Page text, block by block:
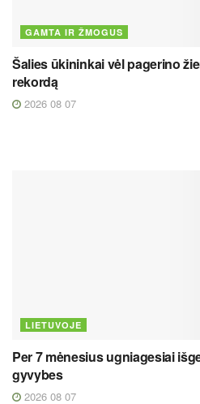
GAMTA IR ŽMOGUS
Šalies ūkininkai vėl pagerino
rekordą
2026 08 07
LIETUVOJE
Per 7 mėnesius ugniagesiai
gyvybes
2026 08 07